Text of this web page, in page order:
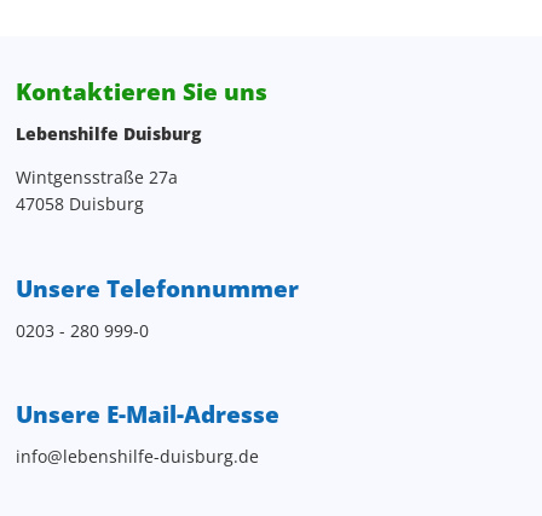
Kontaktieren Sie uns
Lebenshilfe Duisburg
Wintgensstraße 27a
47058 Duisburg
Unsere Telefonnummer
0203 - 280 999-0
Unsere E-Mail-Adresse
info@lebenshilfe-duisburg.de